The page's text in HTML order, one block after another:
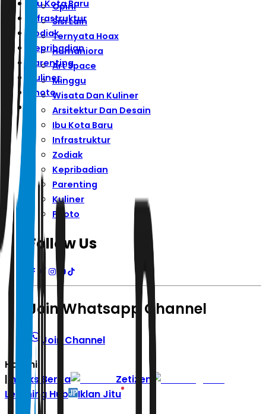
Ibu Kota Baru
Infrastruktur
Zodiak
Kepribadian
Parenting
Kuliner
Photo
Opini
Sisi Lain
Ternyata Hoax
Humaniora
Art Space
Minggu
Wisata Dan Kuliner
Arsitektur Dan Desain
Ibu Kota Baru
Infrastruktur
Zodiak
Kepribadian
Parenting
Kuliner
Photo
Follow Us
Join Whatsapp Channel
Join Channel
Hari ini
| Indeks Berita
Zetizen
Learning Hub
Iklan Jitu